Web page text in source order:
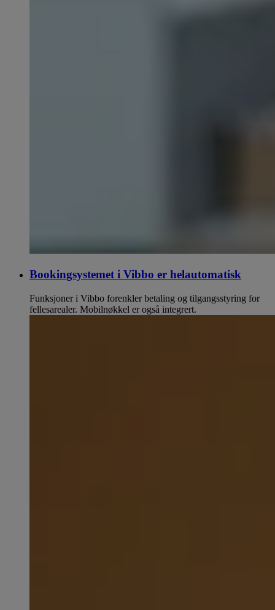
Bookingsystemet i Vibbo er helautomatisk
Funksjoner i Vibbo forenkler betaling og tilgangsstyring for
fellesarealer. Mobilnøkkel er også integrert.